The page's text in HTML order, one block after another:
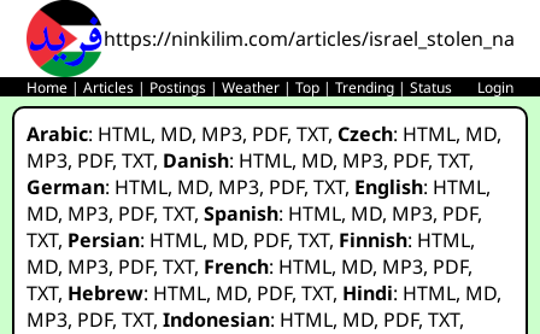
https://ninkilim.com/articles/
Home |Articles | Postings |Weather |Top |Trending |Status Login
Arabic: HTML, MD, MP3, PDF,TXT,Czech: HTML, MD,
MP3, PDF,TXT, Danish: HTML, MD, MP3, PDF,TXT,
German: HTML, MD, MP3, PDF,TXT, English: HTML,
MD, MP3, PDF,TXT,Spanish: HTML, MD, MP3, PDF,
TXT, Persian: HTML, MD, PDF,TXT, Finnish: HTML,
MD, MP3, PDF,TXT, French: HTML, MD, MP3, PDF,
TXT, Hebrew: HTML, MD, PDF,TXT, Hindi: HTML, MD,
MP3, PDF,TXT,Indonesian: HTML, MD, PDF,TXT,